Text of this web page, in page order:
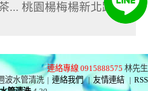
... 桃園楊梅楊新北路 清
連絡專線 0915888575 林先生
波水管清洗 | 連絡我們 | 友情連結 | RSS